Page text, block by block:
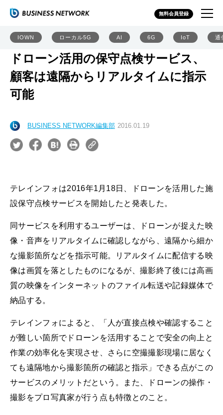
無料会員登録
IOWN ローカル5G AI 6G IoT 通
ドローン活用の保守点検サービス、
顧客は遠隔からリアルタイムに指示
可能
BUSINESS NETWORK編集部 2016.01.19
テレインフォは2016年1月18日、ドローンを活用した施
設保守点検サービスを開始したと発表した。
同サービスを利用するユーザーは、ドローンが捉えた映
像・音声をリアルタイムに確認しながら、遠隔から細か
な撮影箇所などを指示可能。リアルタイムに配信する映
像は画質を落としたものになるが、撮影終了後には高画
質の映像をインターネットのファイル転送や記録媒体で
納品する。
テレインフォによると、「人が直接点検や確認すること
が難しい箇所でドローンを活用することで安全の向上と
作業の効率化を実現させ、さらに空撮撮影現場に居なく
ても遠隔地から撮影箇所の確認と指示」できる点がこの
サービスのメリットだという。また、ドローンの操作・
撮影をプロ写真家が行う点も特徴とのこと。